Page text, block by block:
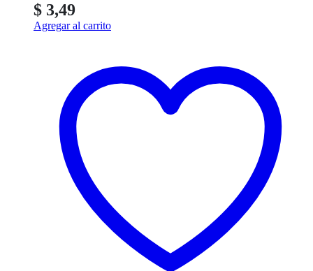
$ 3,49
Agregar al carrito